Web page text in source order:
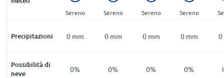
Sereno Sereno Sereno Sereno
Precipitazioni 0 mm 0 mm 0 mm 0 mm 0
Possibilità di
neve
0% 0% 0% 0%